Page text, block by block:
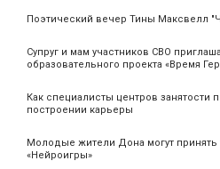
Поэтический вечер Тины Максвелл
Супруг и мам участников СВО
образовательного проекта «Время
Как специалисты центров занятости
построении карьеры
Молодые жители Дона могут принять
«Нейроигры»